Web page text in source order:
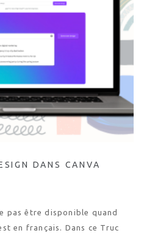
DANS CANVA
pas être disponible quand
en français. Dans ce Truc